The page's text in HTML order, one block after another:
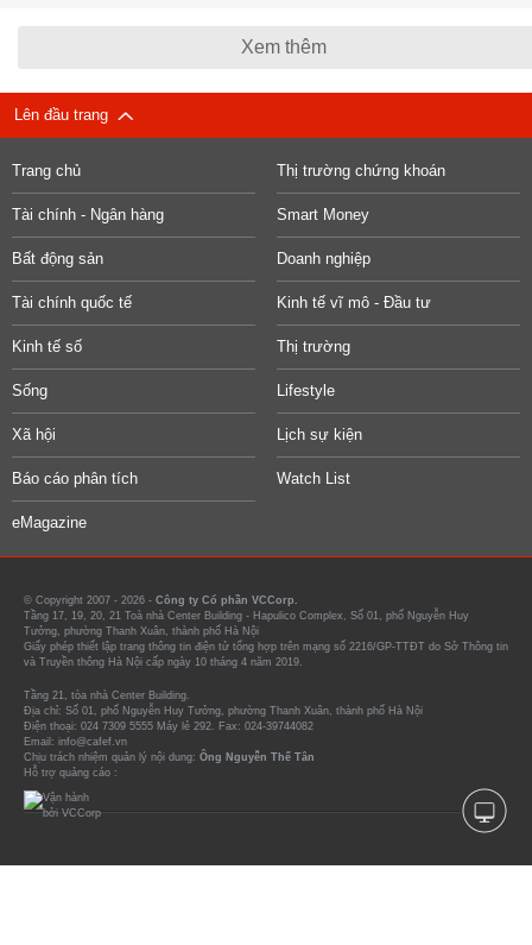
Xem thêm
Lên đầu trang
Trang chủ Thị trường chứng khoán
Tài chính - Ngân hàng Smart Money
Bất động sản Doanh nghiệp
Tài chính quốc tế Kinh tế vĩ mô - Đầu tư
Kinh tế số Thị trường
Sống Lifestyle
Xã hội Lịch sự kiện
Báo cáo phân tích Watch List
eMagazine
© Copyright 2007 - 2026 - Công ty Cổ phần VCCorp.
Tầng 17, 19, 20, 21 Toà nhà Center Building - Hapulico Complex, Số 01, phố Nguyễn Huy
Tưởng, phường Thanh Xuân, thành phố Hà Nội
Giấy phép thiết lập trang thông tin điện tử tổng hợp trên mạng số 2216/GP-TTĐT do Sở Thông tin
và Truyền thông Hà Nội cấp ngày 10 tháng 4 năm 2019.
Tầng 21, tòa nhà Center Building.
Địa chỉ: Số 01, phố Nguyễn Huy Tưởng, phường Thanh Xuân, thành phố Hà Nội
Điện thoại: 024 7309 5555 Máy lẻ 292. Fax: 024-39744082
Email: info@cafef.vn
Chịu trách nhiệm quản lý nội dung: Ông Nguyễn Thế Tân
Hỗ trợ quảng cáo :